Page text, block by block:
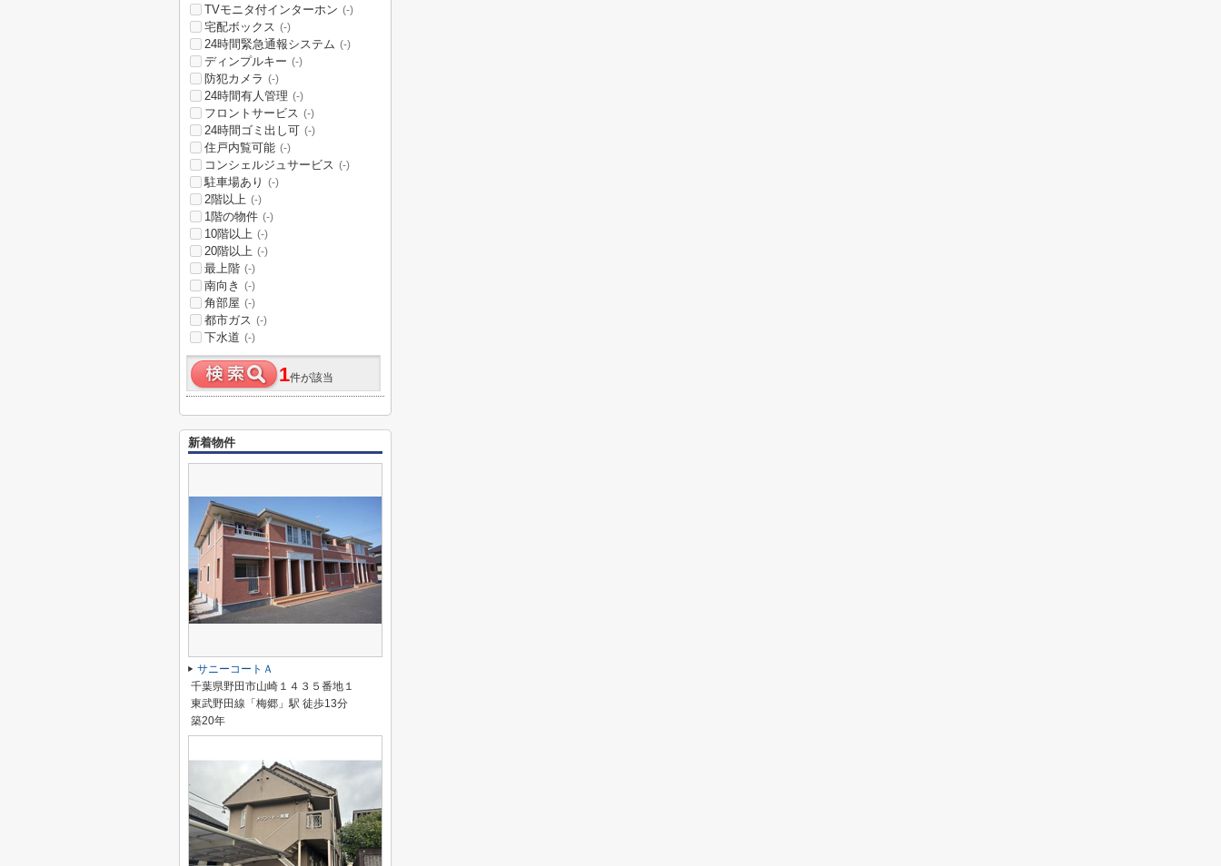
TVモニタ付インターホン (-)
宅配ボックス (-)
24時間緊急通報システム (-)
ディンプルキー (-)
防犯カメラ (-)
24時間有人管理 (-)
フロントサービス (-)
24時間ゴミ出し可 (-)
住戸内覧可能 (-)
コンシェルジュサービス (-)
駐車場あり (-)
2階以上 (-)
1階の物件 (-)
10階以上 (-)
20階以上 (-)
最上階 (-)
南向き (-)
角部屋 (-)
都市ガス (-)
下水道 (-)
1件が該当
新着物件
サニーコートＡ
千葉県野田市山崎１４３５番地１
東武野田線「梅郷」駅 徒歩13分
築20年